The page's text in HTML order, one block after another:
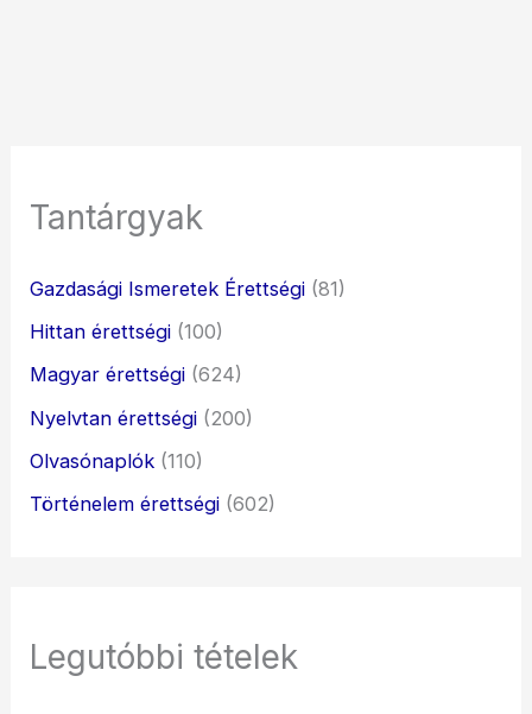
Tantárgyak
Gazdasági Ismeretek Érettségi (81)
Hittan érettségi (100)
Magyar érettségi (624)
Nyelvtan érettségi (200)
Olvasónaplók (110)
Történelem érettségi (602)
Legutóbbi tételek